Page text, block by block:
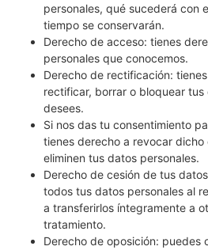
personales, qué sucederá con
tiempo se conservarán.
Derecho de acceso: tienes
personales que conocemos.
Derecho de rectificación:
rectificar, borrar o bloquear
desees.
Si nos das tu consentimiento
tienes derecho a revocar
eliminen tus datos personales.
Derecho de cesión de tus
todos tus datos personales al
a transferirlos íntegramente a
tratamiento.
Derecho de oposición: puedes